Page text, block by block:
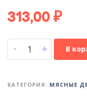
313,00₽
- + В
КАТЕГОРИЯ: МЯСНЫЕ